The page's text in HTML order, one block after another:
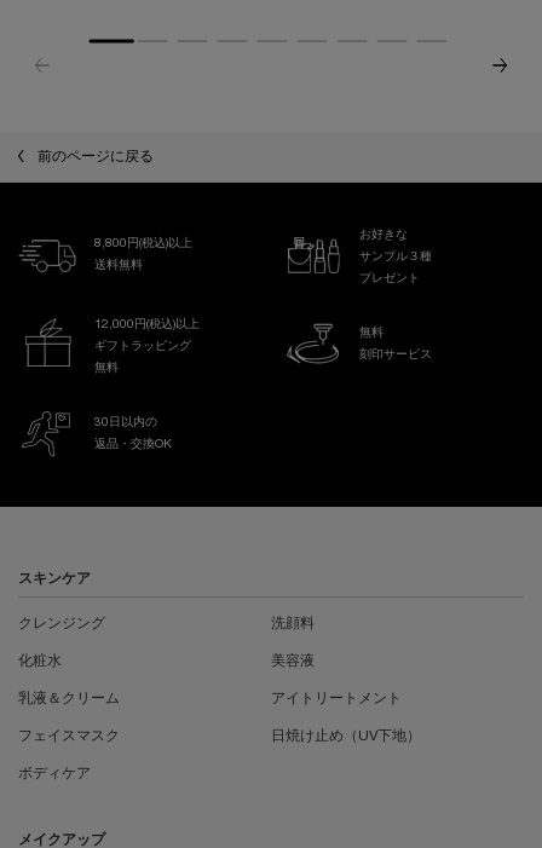
前のページに戻る
8,800円(税込)以上
送料無料
お好きな
サンプル３種
プレゼント
12,000円(税込)以上
ギフトラッピング
無料
無料
刻印サービス
30日以内の
返品・交換OK
スキンケア
クレンジング 洗顔料
化粧水 美容液
乳液＆クリーム アイトリートメント
フェイスマスク 日焼け止め（UV下地）
ボディケア
メイクアップ